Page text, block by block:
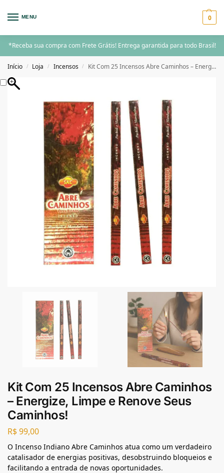
MENU 0
*Receba sua compra com Frete Grátis! Entrega garantida para todo Brasil!
Início / Loja / Incensos / Kit Com 25 Incensos Abre Caminhos – Energize, Limpe e Renove Seus Caminhos!
Kit Com 25 Incensos Abre Caminhos
– Energize, Limpe e Renove Seus
Caminhos!
R$99,00
O Incenso Indiano Abre Caminhos atua como um verdadeiro
catalisador de energias positivas, desobstruindo bloqueios e
facilitando a entrada de novas oportunidades.